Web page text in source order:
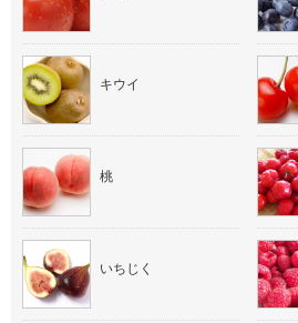
キウイ
桃
いちじく